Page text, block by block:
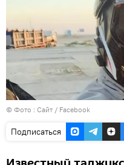
© Фото : Сайт / Facebook
Подписаться